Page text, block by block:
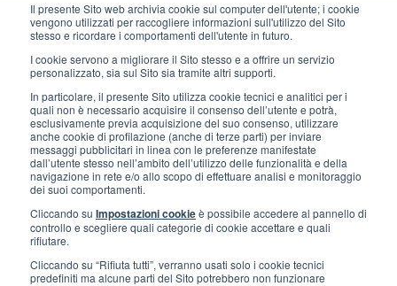
Il presente Sito web archivia cookie sul computer dell'utente; i cookie
vengono utilizzati per raccogliere informazioni sull'utilizzo del Sito
stesso e ricordare i comportamenti dell'utente in futuro.
I cookie servono a migliorare il Sito stesso e a offrire un servizio
personalizzato, sia sul Sito sia tramite altri supporti.
In particolare, il presente Sito utilizza cookie tecnici e analitici per i
quali non è necessario acquisire il consenso dell’utente e potrà,
esclusivamente previa acquisizione del suo consenso, utilizzare
anche cookie di profilazione (anche di terze parti) per inviare
messaggi pubblicitari in linea con le preferenze manifestate
dall’utente stesso nell’ambito dell’utilizzo delle funzionalità e della
navigazione in rete e/o allo scopo di effettuare analisi e monitoraggio
dei suoi comportamenti.
Cliccando su Impostazioni cookieè possibile accedere al pannello di
controllo e scegliere quali categorie di cookie accettare e quali
rifiutare.
Cliccando su “Rifiuta tutti”, verranno usati solo i cookie tecnici
predefiniti ma alcune parti del Sito potrebbero non funzionare
LINK UTILI
Iscriviti alla newsletter
Lavora con noi
Gli imballi di Interfluid
Progetto di trasformazione digitale